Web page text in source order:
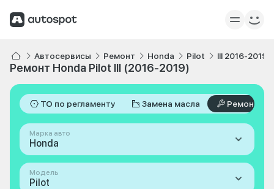
Автосервисы Ремонт Honda Pilot III 2016-2019
Ремонт Honda Pilot III (2016-2019)
ТО по регламенту Замена масла Ремонт
Марка авто
Honda
Модель
Pilot